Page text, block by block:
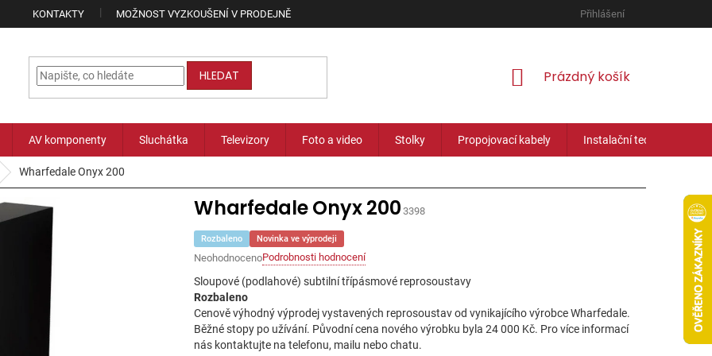
KONTAKTY MOŽNOST VYZKOUŠENÍ V PRODEJNĚ Přihlášení
HLEDAT
NÁKUPNÍ
Prázdný košík
AV komponenty Sluchátka Televizory Foto a video Stolky Propojovací kabely Instalační technika
Wharfedale Onyx 200
Rozbaleno Novinka ve výprodeji
Průměrné
hodnocení
produktu
je
0,0
z
5
NeohodnocenoPodrobnosti hodnocení
Wharfedale Onyx 200 3398
Sloupové (podlahové) subtilní třípásmové reprosoustavy
Rozbaleno
Cenově výhodný výprodej vystavených reprosoustav od vynikajícího výrobce Wharfedale.
Běžné stopy po užívání. Původní cena nového výrobku byla 24 000 Kč. Pro více informací
nás kontaktujte na telefonu, mailu nebo chatu.